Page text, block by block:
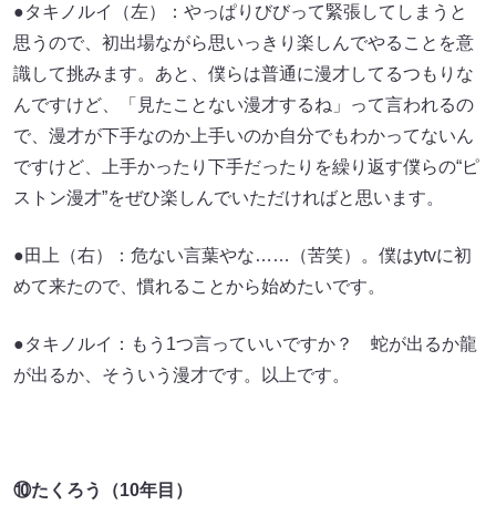
●タキノルイ（左）：やっぱりびびって緊張してしまうと
思うので、初出場ながら思いっきり楽しんでやることを意
識して挑みます。あと、僕らは普通に漫才してるつもりな
んですけど、「見たことない漫才するね」って言われるの
で、漫才が下手なのか上手いのか自分でもわかってないん
ですけど、上手かったり下手だったりを繰り返す僕らの“ピ
ストン漫才”をぜひ楽しんでいただければと思います。
●田上（右）：危ない言葉やな……（苦笑）。僕はytvに初
めて来たので、慣れることから始めたいです。
●タキノルイ：もう1つ言っていいですか？ 蛇が出るか龍
が出るか、そういう漫才です。以上です。
⑩たくろう（10年目）